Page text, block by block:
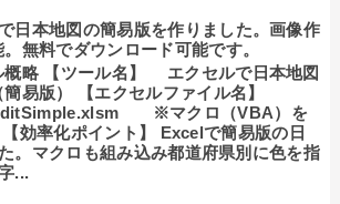
日本地図の簡易版を作りました。画像作
無料でダウンロード可能です。
概略 【ツール名】 エクセルで日本地図
簡易版） 【エクセルファイル名】
※マクロ（VBA）を
効率化ポイント】 Excelで簡易版の日
。マクロも組み込み都道府県別に色を指
...